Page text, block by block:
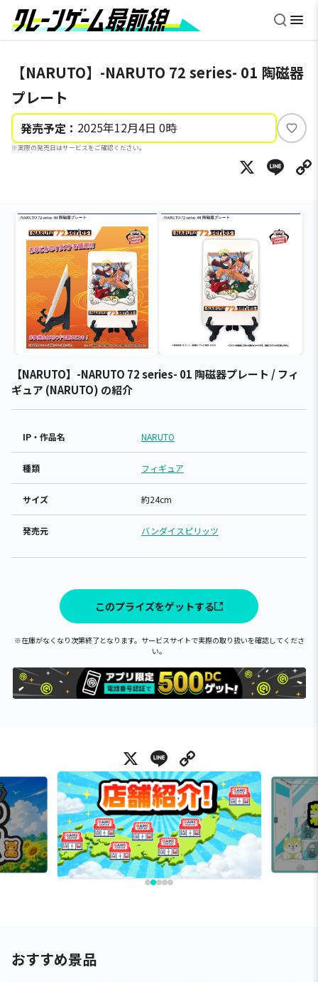
【NARUTO】-NARUTO 72 series- 01 陶磁器
プレート
発売予定： 2025年12月4日 0時
※実際の発売日はサービスをご確認ください。
い
ね
X
【NARUTO】-NARUTO 72 series- 01 陶磁器プレート / フィ
ギュア (NARUTO) の紹介
IP・作品名 NARUTO
種類 フィギュア
サイズ 約24cm
発売元 バンダイスピリッツ
このプライズをゲットする
※在庫がなくなり次第終了となります。サービスサイトで実際の取り扱いを確認してくださ
い。
X Line
おすすめ景品